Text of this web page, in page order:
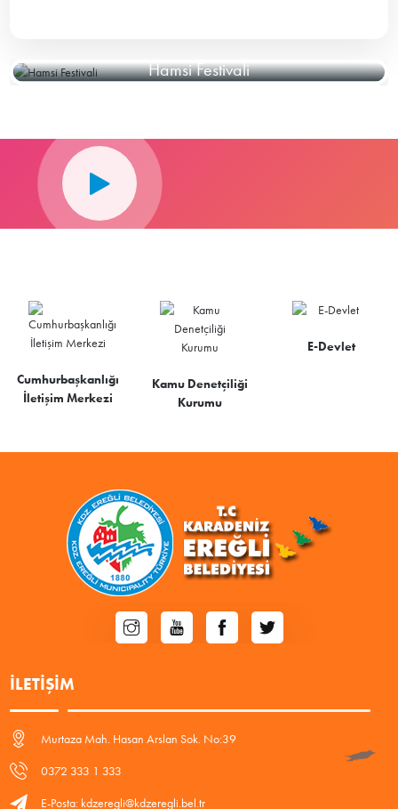
Hamsi Festivali
Cumhurbaşkanlığı
İletişim Merkezi
Kamu Denetçiliği
Kurumu
E-Devlet
İLETIŞIM
Murtaza Mah. Hasan Arslan Sok. No:39
0372 333 1 333
E-Posta: kdzeregli@kdzeregli.bel.tr